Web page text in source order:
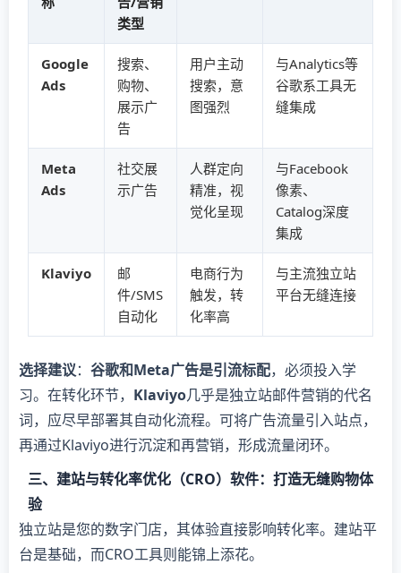
类型
​Google
Ads​
搜索、
购物、
展示广
告
用户主动
搜索，意
图强烈
与Analytics等
谷歌系工具无
缝集成
​Meta
Ads​
社交展
示广告
人群定向
精准，视
觉化呈现
与Facebook
像素、
Catalog深度
集成
​Klaviyo​
邮
件/SMS
自动化
电商行为
触发，转
化率高
与主流独立站
平台无缝连接
​选择建议​​：​ ​谷歌和Meta广告是引流标配​​，必须投入学
习。在转化环节，​ ​Klaviyo​​几乎是独立站邮件营销的代名
词，应尽早部署其自动化流程。可将广告流量引入站点，
再通过Klaviyo进行沉淀和再营销，形成流量闭环。
三、建站与转化率优化（CRO）软件：打造无缝购物体
验
独立站是您的数字门店，其体验直接影响转化率。建站平
台是基础，而CRO工具则能锦上添花。